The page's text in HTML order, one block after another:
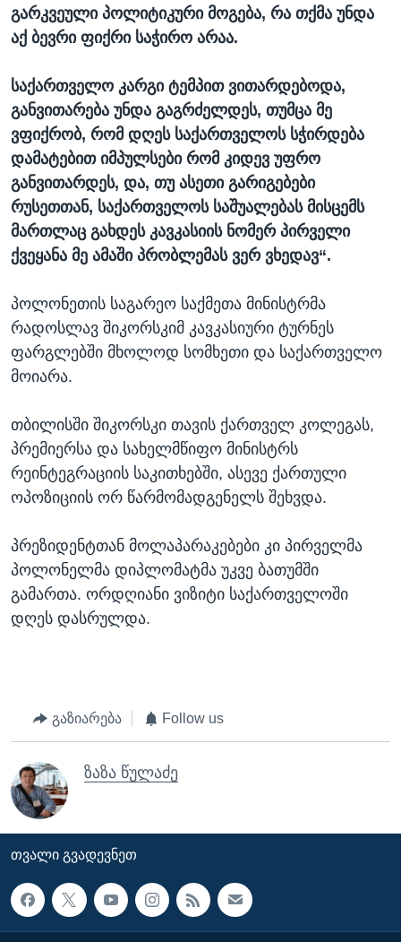
გარკვეული პოლიტიკური მოგება, რა თქმა უნდა
აქ ბევრი ფიქრი საჭირო არაა.
საქართველო კარგი ტემპით ვითარდებოდა,
განვითარება უნდა გაგრძელდეს, თუმცა მე
ვფიქრობ, რომ დღეს საქართველოს სჭირდება
დამატებით იმპულსები რომ კიდევ უფრო
განვითარდეს, და, თუ ასეთი გარიგებები
რუსეთთან, საქართველოს საშუალებას მისცემს
მართლაც გახდეს კავკასიის ნომერ პირველი
ქვეყანა მე ამაში პრობლემას ვერ ვხედავ“.
პოლონეთის საგარეო საქმეთა მინისტრმა
რადოსლავ შიკორსკიმ კავკასიური ტურნეს
ფარგლებში მხოლოდ სომხეთი და საქართველო
მოიარა.
თბილისში შიკორსკი თავის ქართველ კოლეგას,
პრემიერსა და სახელმწიფო მინისტრს
რეინტეგრაციის საკითხებში, ასევე ქართული
ოპოზიციის ორ წარმომადგენელს შეხვდა.
პრეზიდენტთან მოლაპარაკებები კი პირველმა
პოლონელმა დიპლომატმა უკვე ბათუმში
გამართა. ორდღიანი ვიზიტი საქართველოში
დღეს დასრულდა.
გაზიარება Follow us
ზაზა წულაძე
ᲗᲕᲐᲚᲘ ᲒᲕᲐᲓᲔᲕᲜᲔᲗ